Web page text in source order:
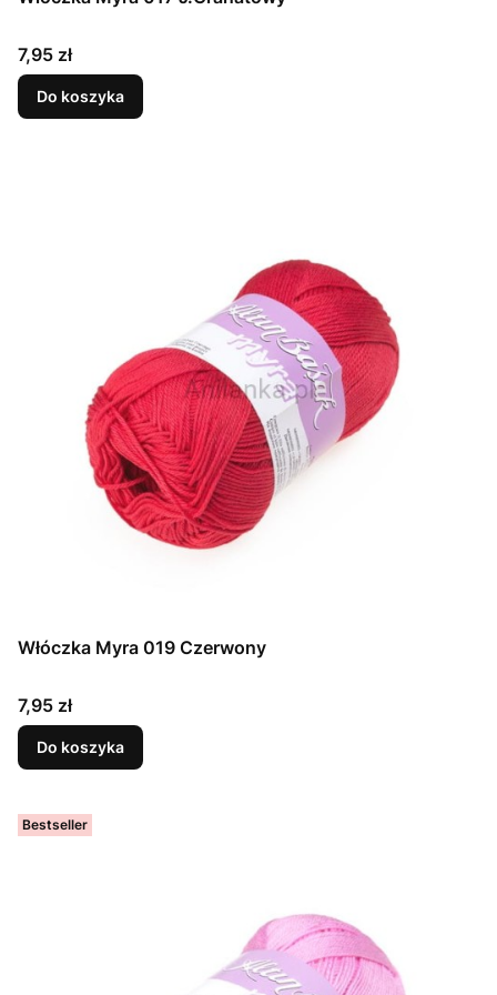
Cena
7,95 zł
Do koszyka
Włóczka Myra 019 Czerwony
Cena
7,95 zł
Do koszyka
Bestseller